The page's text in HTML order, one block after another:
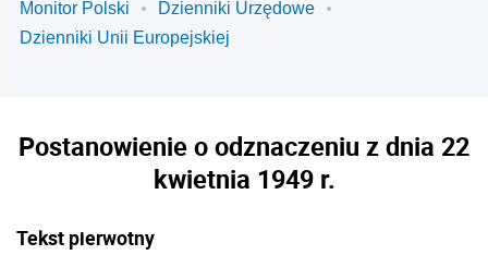
Monitor Polski
Dzienniki Urzędowe
Dzienniki Unii Europejskiej
Postanowienie o odznaczeniu z dnia 22
kwietnia 1949 r.
Tekst pierwotny